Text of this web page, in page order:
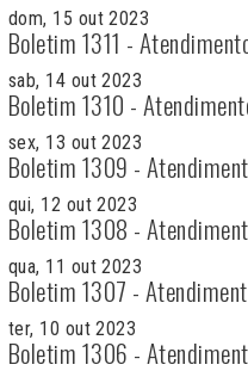
dom, 15 out 2023
Boletim 1311 -
sab, 14 out 2023
Boletim 1310 -
sex, 13 out 2023
Boletim 1309 -
qui, 12 out 2023
Boletim 1308 -
qua, 11 out 2023
Boletim 1307 -
ter, 10 out 2023
Boletim 1306 -